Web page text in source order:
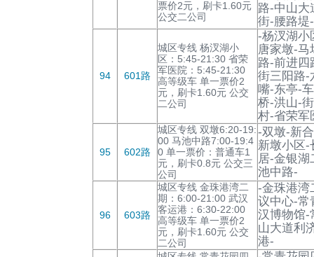
票价2元，刷卡1.60元
公交二公司
路-中山大
街-腰路堤
94 601路
城区专线 杨汊湖小
区：5:45-21:30 省荣
军医院：5:45-21:30
高等级车 单一票价2
元，刷卡1.60元 公交
二公司
-杨汊湖小
唐家墩-马
路-前进四
街三阳路-
嘴-东亭-
桥-洪山-
村-省荣军
95 602路
城区专线 双墩6:20-19:
00 马池中路7:00-19:4
0 单一票价：普通车1
元，刷卡0.8元 公交三
公司
-双墩-新
新墩小区-
居-金银
池中路-
96 603路
城区专线 金珠港湾二
期：6:00-21:00 武汉
客运港：6:30-22:00
高等级车 单一票价2
元，刷卡1.60元 公交
二公司
-金珠港湾
议中心-常
汉博物馆-
山大道利
港-